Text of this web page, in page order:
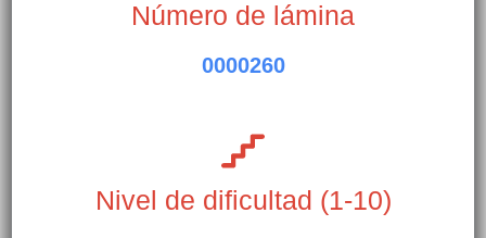
Número de lámina
0000260
Nivel de dificultad (1-10)